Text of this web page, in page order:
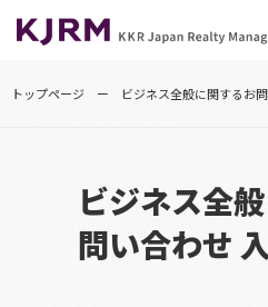
トップページ ビジネス全般に関するお
ビジネス全
問い合わせ